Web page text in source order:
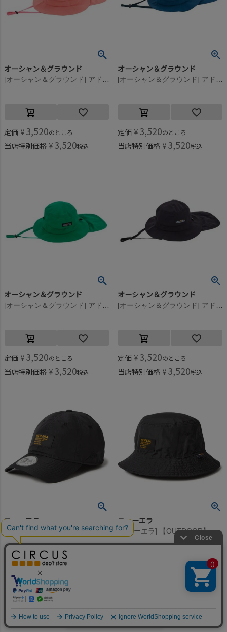
オーシャン＆グラウンド
定価 ¥ 3,520のところ
当店特別価格 ¥ 3,520税込
オーシャン＆グラウンド
定価 ¥ 3,520のところ
当店特別価格 ¥ 3,520税込
オーシャン＆グラウンド
定価 ¥ 3,520のところ
当店特別価格 ¥ 3,520税込
オーシャン＆グラウンド
定価 ¥ 3,520のところ
当店特別価格 ¥ 3,520税込
ニューエラ
[ニューエラ] 【OUTDOOR】 49FORTY DC CORDURA CHAMBRAY CAP ブラック
定価 ¥4,840のところ
当店特別価格 ¥4,840
ニューエラ
[ニューエラ] 【OUTDOOR】 DC CORDURA CHAMBRAY BUCKET HAT ブラック
5,500
何かお探しですか？